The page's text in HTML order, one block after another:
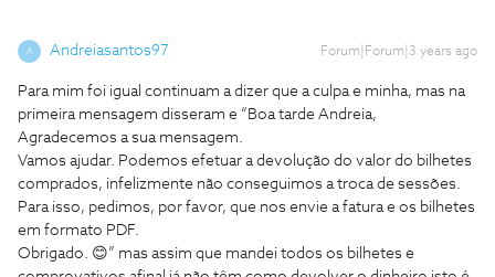
A Andreiasantos97 Forum|Forum|3 years ago
Para mim foi igual continuam a dizer que a culpa e minha, mas na
primeira mensagem disseram e “Boa tarde Andreia,
Agradecemos a sua mensagem.
Vamos ajudar. Podemos efetuar a devolução do valor do bilhetes
comprados, infelizmente não conseguimos a troca de sessões.
Para isso, pedimos, por favor, que nos envie a fatura e os bilhetes
em formato PDF.
Obrigado. 😊” mas assim que mandei todos os bilhetes e